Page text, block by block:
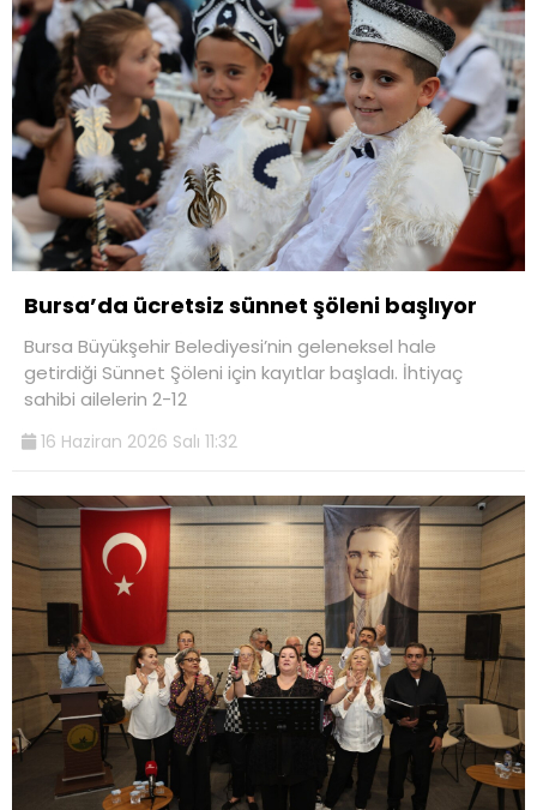
Bursa’da ücretsiz sünnet şöleni başlıyor
Bursa Büyükşehir Belediyesi’nin geleneksel hale
getirdiği Sünnet Şöleni için kayıtlar başladı. İhtiyaç
sahibi ailelerin 2-12
16 Haziran 2026 Salı 11:32